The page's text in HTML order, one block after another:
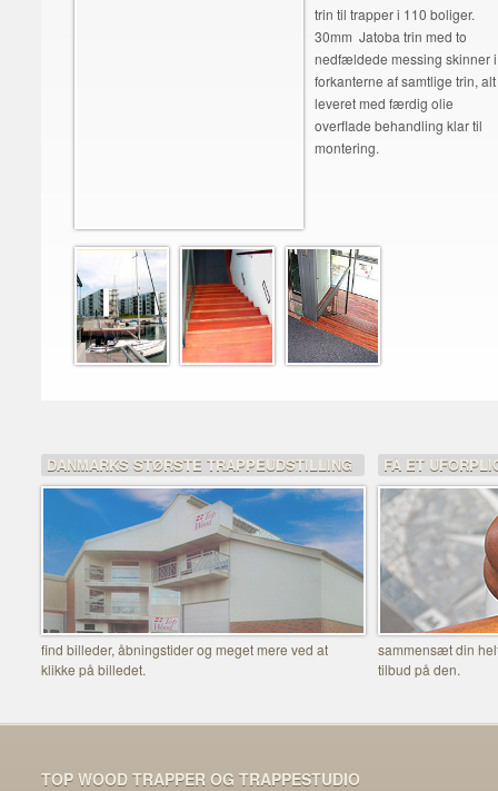
trin til trapper i 110 boliger.
30mm Jatoba trin med to
nedfældede messing skinner i
forkanterne af samtlige trin, alt
leveret med færdig olie
overflade behandling klar til
montering.
DANMARKS STØRSTE TRAPPEUDSTILLING
find billeder, åbningstider og meget mere ved at
klikke på billedet.
FÅ ET
sammensæt din
tilbud på den.
TOP WOOD TRAPPER OG TRAPPESTUDIO